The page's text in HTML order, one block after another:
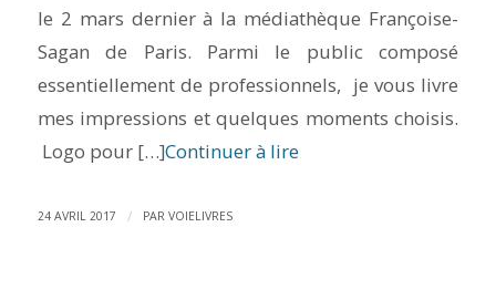
le 2 mars dernier à la médiathèque Françoise-
Sagan de Paris. Parmi le public composé
essentiellement de professionnels, je vous livre
mes impressions et quelques moments choisis.
Logo pour […]Continuer à lire
24 AVRIL 2017 / PAR VOIELIVRES